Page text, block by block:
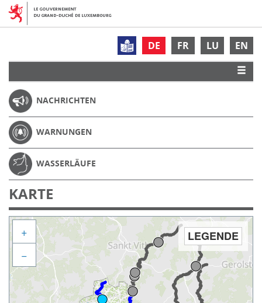
DE FR LU EN
NACHRICHTEN
WARNUNGEN
WASSERLÄUFE
KARTE
LEGENDE
+
−